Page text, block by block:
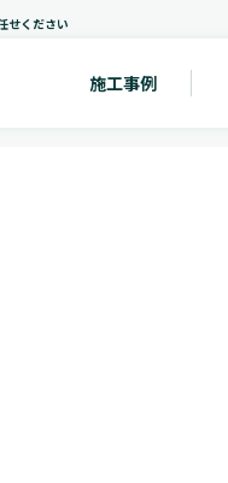
せください
施工事例